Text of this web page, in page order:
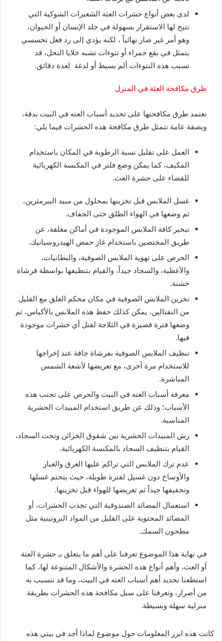
لدى بعض أنواع حشرات العثة الشعيرات الشوكية التي
تتيح لها الاستقرار بسهولة في جلد الإنسان أو الحيوان،
وهو أمر غير ضار نهائياً ، لكنه يؤدي إلى رد فعل تحسسي
يتمثل في بقع حمراء أو نتوءات تشبه خلايا النحل، قد
تسبب هذه النتوءات ألم بسيط أو لدغة لعدة دقائق.
طرق مكافحة العثة في المنزل
تعتمد طرق مكافحتها على تحديد أسباب العته في البيت بدقة،
وبصفة عامة تتمثل طرق مكافحة هذه الحشرات فيما يلي:
العمل على تقليل نسبة الرطوبة في المكان باستخدام
المكيف، كما يمكن وضع فلتر في المكنسة الكهربائية
للقضاء على حشرة العث.
غسل الملابس قبل تخزينها بمحلول من مبيد البيرمثرين،
ثم وضعها في الهواء الطلق حتى الجفاف.
تبخير كافة الملابس الموجودة في أماكن مغلقة، عن
طريق المختصين باستخدام غاز حمض الهيدروسيانيك.
الحرص على تهوية الملابس الصوفية، والبطانيات،
والأغطية، والسجاد جيداً، والقيام بتنظيفها بواسطة فرشاة
خشنة.
تخزين الملابس الصوفية في مكان محكم الغلق مع القليل
من النفتالين، يمكن كذلك حفظ هذه الملابس بالأكياس، ثم
وضعها فترة قصيرة في الثلاجة لقتل أي حشرات موجودة
فيها.
تنظيف الملابس الصوفية بفرشاة جافة عند إخراجها
للاستخدام مرة أخرى، مع تعريضها لأشعة الشمس
المباشرة.
معرفة أسباب العته في البيت والحرص على تجنب هذه
الأسباب؛ وذلك عن طريق استخدام المبيدات الحشرية
المناسبة.
رش المبيدات الحشرية بين شقوق الخزائن وتحت السجاد،
القيام بتنظيف السجاد بالمكنسة الكهربائية.
عدم ترك الملابس التي تراكم عليها العرق والغبار
والأوساخ دون غسيل لفترة طويلة، حيث يتحتم غسلها
وتجفيفها جيداً ثم تعريضها للهواء قبل تخزينها.
استعمال المصائد الصندوقية التي تجذب الحشرات، أو
المصائد المحتوية على القليل من المواد البروتينية مثل
مطحون السمك.
في نهاية هذا الموضوع تعرفنا على أهم ما يتعلق بـ حشرة العتة
أو العث، وأهم أنواع هذه الحشرة والأشكال المتنوعة لها، كما
استطعنا تحديد أهم أسباب العته في البيت، وما قد تتسبب به
من أضرار، وتعرفنا على سبل مكافحة هذه الحشرات بطريقة
منزلية سهلة وبسيطة.
كانت هذه ابرز المعلومات حول موضوع لماذا أجد في بيتي هذه